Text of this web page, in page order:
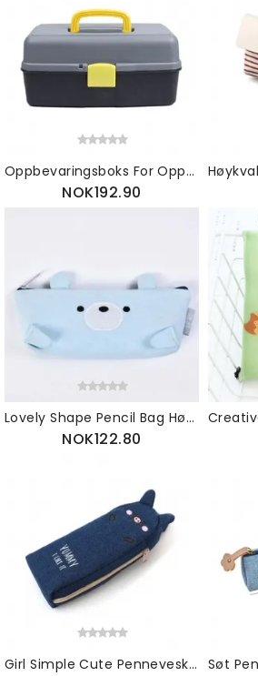
Oppbevaringsboks For Oppbevaring Av Plastmaleri Av Høy Kvalitet Svart Oppbevaringsbeholder For Maling For Skuff
NOK192.90
Lovely Shape Pencil Bag Høykvalitets Canvas Stoff Penneveske Med Glatt Og Bærbar Glidelås
NOK122.80
Girl Simple Cute Penneveske Høykvalitets Denimstoff Studenters Blyantveske Med Fôr Inne I Lommen